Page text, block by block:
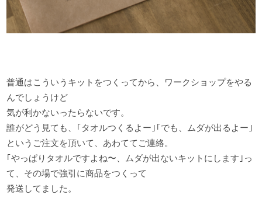
普通はこういうキットをつくってから、ワークショップをやる
んでしょうけど
気が利かないったらないです。
誰がどう見ても、｢タオルつくるよー｣｢でも、ムダが出るよー｣
というご注文を頂いて、あわててご連絡。
｢やっぱりタオルですよね〜、ムダが出ないキットにします｣っ
て、その場で強引に商品をつくって
発送してました。